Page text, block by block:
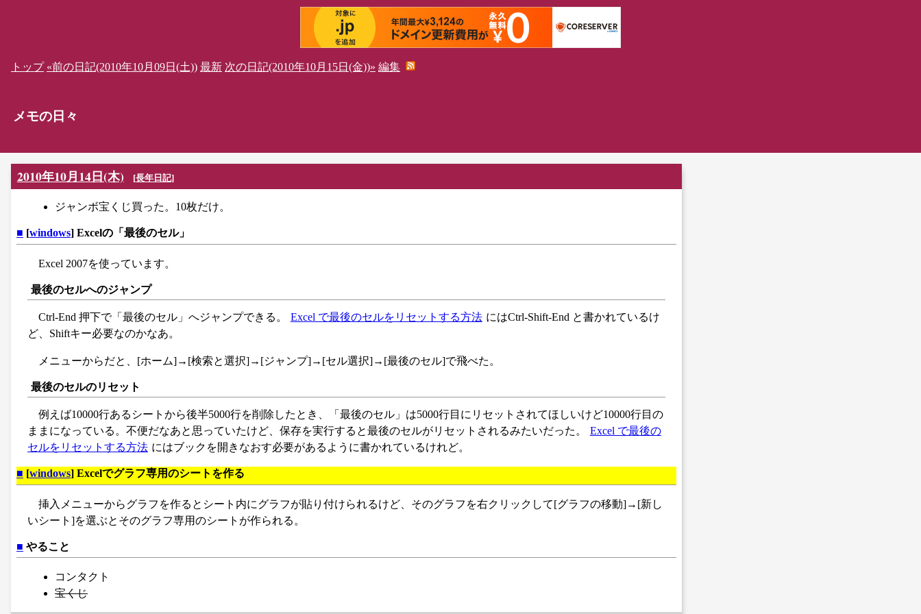
トップ «前の日記(2010年10月09日(土)) 最新 次の日記(2010年10月15日(金))» 編集
メモの日々
2010年10月14日(木) [長年日記]
ジャンボ宝くじ買った。10枚だけ。
■ [windows] Excelの「最後のセル」
Excel 2007を使っています。
最後のセルへのジャンプ
Ctrl-End 押下で「最後のセル」へジャンプできる。 Excel で最後のセルをリセットする方法 にはCtrl-Shift-End と書かれているけ
ど、Shiftキー必要なのかなあ。
メニューからだと、[ホーム]→[検索と選択]→[ジャンプ]→[セル選択]→[最後のセル]で飛べた。
最後のセルのリセット
例えば10000行あるシートから後半5000行を削除したとき、「最後のセル」は5000行目にリセットされてほしいけど10000行目の
ままになっている。不便だなあと思っていたけど、保存を実行すると最後のセルがリセットされるみたいだった。
Excel で最後の
セルをリセットする方法 にはブックを開きなおす必要があるように書かれているけれど。
■ [windows] Excelでグラフ専用のシートを作る
挿入メニューからグラフを作るとシート内にグラフが貼り付けられるけど、そのグラフを右クリックして[グラフの移動]→[新し
いシート]を選ぶとそのグラフ専用のシートが作られる。
■ やること
コンタクト
宝くじ